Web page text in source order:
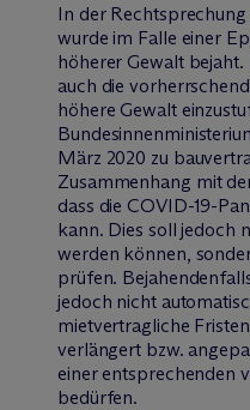
In der
wurde im Falle einer
höherer Gewalt bejaht.
auch die
höhere Gewalt
März 2020 zu
Zusammenhang mit
dass die COVID-19-
kann. Dies soll jedoch
werden können,
prüfen.
jedoch nicht
mietvertragliche
verlängert bzw.
einer entsprechenden
bedürfen.